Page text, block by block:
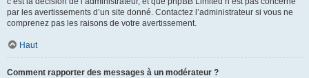
par les avertissements d’un site donné. Contactez l’administrateur si vous ne
comprenez pas les raisons de votre avertissement.
Haut
Comment rapporter des messages à un modérateur ?